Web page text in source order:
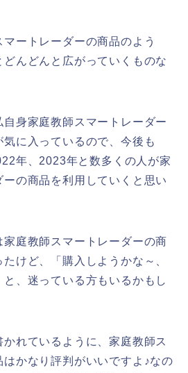
ートレーダーの商品のよう
んどんと広がっていくものな
身家庭教師スマートレーダー
に入っているので、今後も
年、2023年と数多くの人が家
の商品を利用していくと思い
家庭教師スマートレーダーの商
けど、「購入しようかな～、
、迷っている方もいるかもし
れているように、家庭教師ス
かなり評判がいいですよ♪なの